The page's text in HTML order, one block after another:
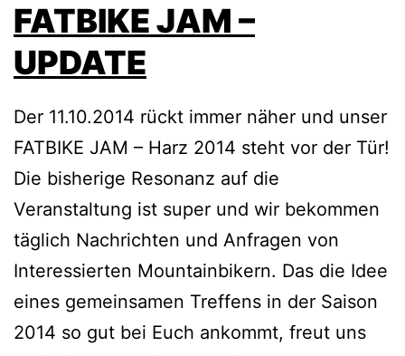
FATBIKE JAM –
UPDATE
Der 11.10.2014 rückt immer näher und unser
FATBIKE JAM – Harz 2014 steht vor der Tür!
Die bisherige Resonanz auf die
Veranstaltung ist super und wir bekommen
täglich Nachrichten und Anfragen von
Interessierten Mountainbikern. Das die Idee
eines gemeinsamen Treffens in der Saison
2014 so gut bei Euch ankommt, freut uns